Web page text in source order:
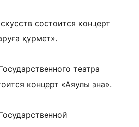
состоится концерт
құрмет».
театра
концерт «Аяулы ана».